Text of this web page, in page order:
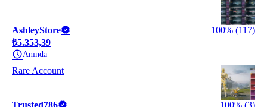
AshleyStore
100% (117)
₺5.353,39
Anında
Rare Account
Trusted786 100% (3)